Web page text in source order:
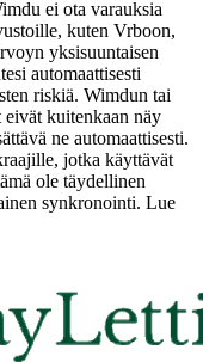
ei ota varauksia
kuten Vrboon,
yksisuuntaisen
automaattisesti
riskiä. Wimdun tai
eivät kuitenkaan näy
ne automaattisesti.
jotka käyttävät
ole täydellinen
synkronointi. Lue